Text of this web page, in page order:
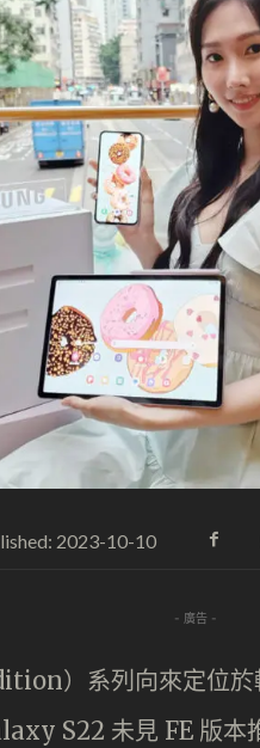
2023-10-10
- 廣告 -
）系列向來定位於
S22 未見 FE 版